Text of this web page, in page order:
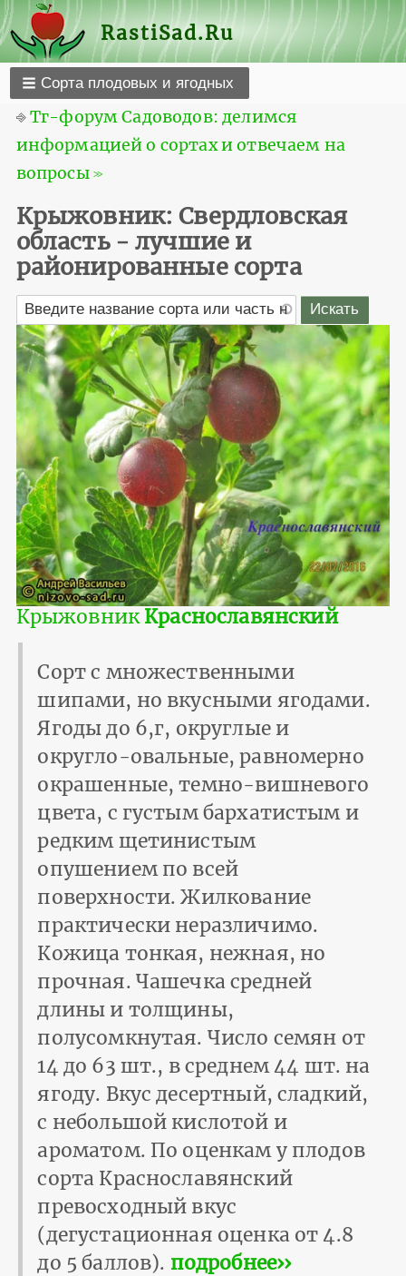
RastiSad.Ru
Сорта плодовых и ягодных
⎆Тг-форум Садоводов: делимся
информацией о сортах и отвечаем на
вопросы ≫
Крыжовник: Свердловская
область - лучшие и
районированные сорта
КрыжовникКраснославянский
Сорт с множественными
шипами, но вкусными ягодами.
Ягоды до 6,г, округлые и
округло-овальные, равномерно
окрашенные, темно-вишневого
цвета, с густым бархатистым и
редким щетинистым
опушением по всей
поверхности. Жилкование
практически неразличимо.
Кожица тонкая, нежная, но
прочная. Чашечка средней
длины и толщины,
полусомкнутая. Число семян от
14 до 63 шт., в среднем 44 шт. на
ягоду. Вкус десертный, сладкий,
с небольшой кислотой и
ароматом. По оценкам у плодов
сорта Краснославянский
превосходный вкус
(дегустационная оценка от 4.8
до 5 баллов). подробнее››